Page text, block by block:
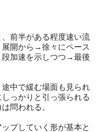
前半がある程度速い流
展開から→徐々にペース
段加速を示しつつ→最後
中で緩む場面も見られ
っかりと引っ張られる
問われる。
プしていく形が基本と